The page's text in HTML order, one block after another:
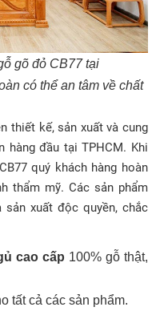
gõ đỏ CB77 tại
có thể an tâm về chất
thiết kế, sản xuất và cung
đầu tại TPHCM. Khi
quý khách hàng hoàn
thẩm mỹ. Các sản phẩm
xuất độc quyền, chắc
cao cấp 100% gỗ thật,
tất cả các sản phẩm.